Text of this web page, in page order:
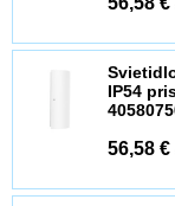
IP54
56,58 €